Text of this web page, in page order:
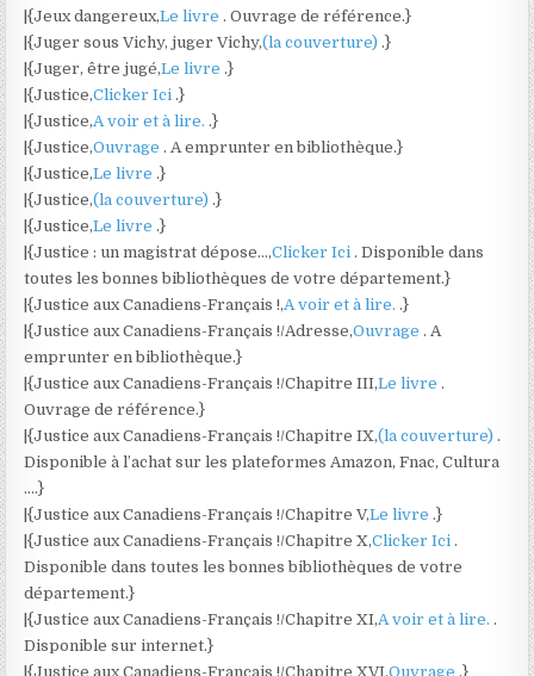
|{Jeux dangereux,Le livre . Ouvrage de référence.}
|{Juger sous Vichy, juger Vichy,(la couverture) .}
|{Juger, être jugé,Le livre .}
|{Justice,Clicker Ici .}
|{Justice,A voir et à lire. .}
|{Justice,Ouvrage . A emprunter en bibliothèque.}
|{Justice,Le livre .}
|{Justice,(la couverture) .}
|{Justice,Le livre .}
|{Justice : un magistrat dépose…,Clicker Ici . Disponible dans
toutes les bonnes bibliothèques de votre département.}
|{Justice aux Canadiens-Français !,A voir et à lire. .}
|{Justice aux Canadiens-Français !/Adresse,Ouvrage . A
emprunter en bibliothèque.}
|{Justice aux Canadiens-Français !/Chapitre III,Le livre .
Ouvrage de référence.}
|{Justice aux Canadiens-Français !/Chapitre IX,(la couverture) .
Disponible à l’achat sur les plateformes Amazon, Fnac, Cultura
….}
|{Justice aux Canadiens-Français !/Chapitre V,Le livre .}
|{Justice aux Canadiens-Français !/Chapitre X,Clicker Ici .
Disponible dans toutes les bonnes bibliothèques de votre
département.}
|{Justice aux Canadiens-Français !/Chapitre XI,A voir et à lire. .
Disponible sur internet.}
|{Justice aux Canadiens-Français !/Chapitre XVI,Ouvrage .}